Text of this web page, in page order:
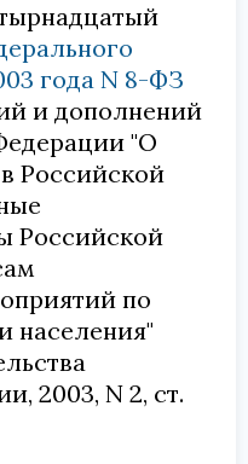
года N 8-ФЗ
и дополнений
"О
Российской
Российской
по
населения"
2003, N 2, ст.